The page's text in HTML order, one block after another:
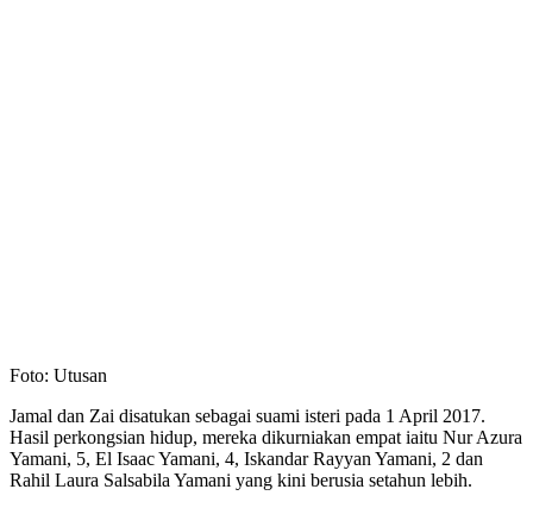
Foto: Utusan
Jamal dan Zai disatukan sebagai suami isteri pada 1 April 2017.
Hasil perkongsian hidup, mereka dikurniakan empat iaitu Nur Azura
Yamani, 5, El Isaac Yamani, 4, Iskandar Rayyan Yamani, 2 dan
Rahil Laura Salsabila Yamani yang kini berusia setahun lebih.